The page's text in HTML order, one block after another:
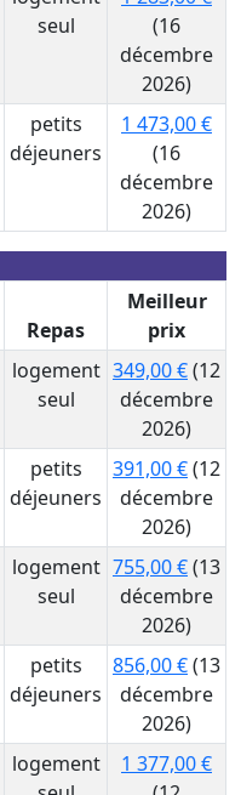
seul
(16
décembre
2026)
petits
déjeuners
1 473,00 €
(16
décembre
2026)
Repas
Meilleur
prix
logement
seul
349,00 €(12
décembre
2026)
petits
déjeuners
391,00 €(12
décembre
2026)
logement
seul
755,00 €(13
décembre
2026)
petits
déjeuners
856,00 €(13
décembre
2026)
logement
1 377,00 €